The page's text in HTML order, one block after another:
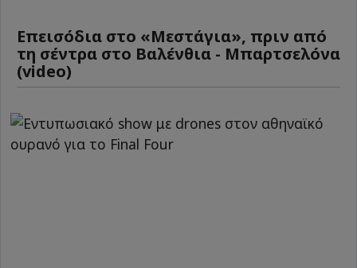
Επεισόδια στο «Μεστάγια», πριν από
τη σέντρα στο Βαλένθια - Μπαρτσελόνα
(video)